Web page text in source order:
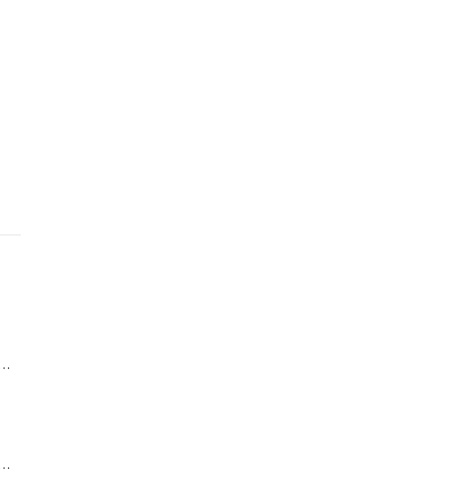
体験をお探しですか？
を体験したことはありますか？